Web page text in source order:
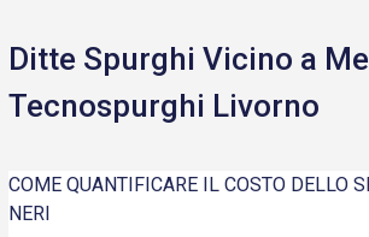
Ditte Spurghi Vicino a Me
Tecnospurghi Livorno
COME QUANTIFICARE IL COSTO DELLO
NERI